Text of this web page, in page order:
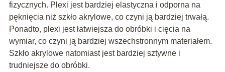
fizycznych. Plexi jest bardziej elastyczna i odporna na
pęknięcia niż szkło akrylowe, co czyni ją bardziej trwałą.
Ponadto, plexi jest łatwiejsza do obróbki i cięcia na
wymiar, co czyni ją bardziej wszechstronnym materiałem.
Szkło akrylowe natomiast jest bardziej sztywne i
trudniejsze do obróbki.